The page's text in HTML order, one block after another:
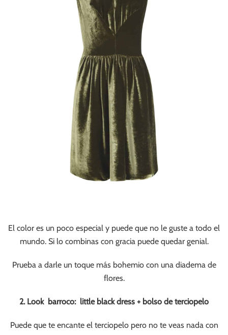
El color es un poco especial y puede que no le guste a todo el
mundo. Si lo combinas con gracia puede quedar genial.
Prueba a darle un toque más bohemio con una diadema de
flores.
2. Look barroco: little black dress + bolso de terciopelo
Puede que te encante el terciopelo pero no te veas nada con